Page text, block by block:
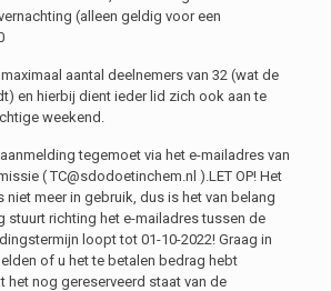
(alleen geldig voor een
aantal deelnemers van 32 (wat de
en hierbij dient ieder lid zich ook aan te
weekend.
tegemoet via het e-mailadres van
( TC@sdodoetinchem.nl ).LET OP! Het
niet meer in gebruik, dus is het van belang
stuurt richting het e-mailadres tussen de
loopt tot 01-10-2022! Graag in
of u het te betalen bedrag hebt
het nog gereserveerd staat van de